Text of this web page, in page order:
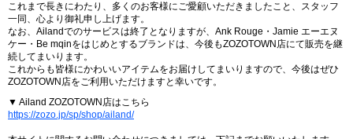
これまで長きにわたり、多くのお客様にご愛顧いただきましたこと、スタッフ
一同、心より御礼申し上げます。
なお、Ailandでのサービスは終了となりますが、Ank Rouge・Jamie エーエヌ
ケー・Be mqinをはじめとするブランドは、今後もZOZOTOWN店にて販売を継
続してまいります。
これからも皆様にかわいいアイテムをお届けしてまいりますので、今後はぜひ
ZOZOTOWN店をご利用いただけますと幸いです。
▼ Ailand ZOZOTOWN店はこちら
https://zozo.jp/sp/shop/ailand/